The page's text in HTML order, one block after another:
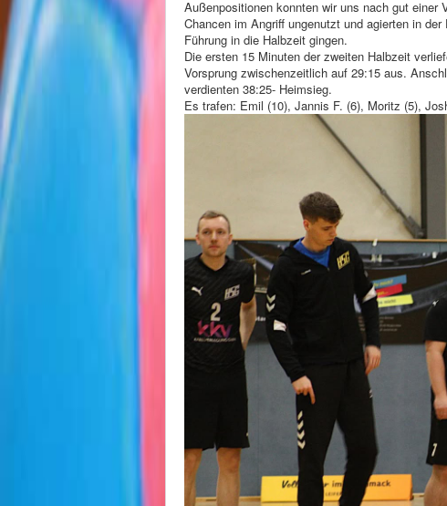
Außenpositionen konnten wir uns nach gut
Chancen im Angriff ungenutzt und agierten in
Führung in die Halbzeit gingen.
Die ersten 15 Minuten der zweiten Halbzeit
Vorsprung zwischenzeitlich auf 29:15 aus.
verdienten 38:25- Heimsieg.
Es trafen: Emil (10), Jannis F. (6), Moritz (5),